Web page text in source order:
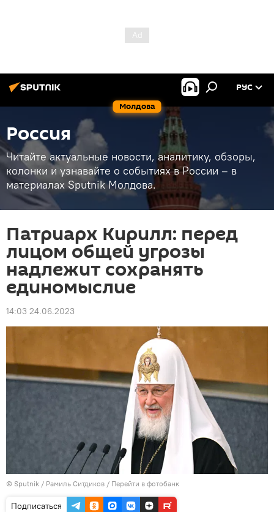
Молдова
РУС
Россия
Читайте актуальные новости, аналитику, обзоры,
колонки и узнавайте о событиях в России – в
материалах Sputnik Молдова.
Патриарх Кирилл: перед
лицом общей угрозы
надлежит сохранять
единомыслие
14:03 24.06.2023
© Sputnik / Рамиль Ситдиков / Перейти в фотобанк
Подписаться